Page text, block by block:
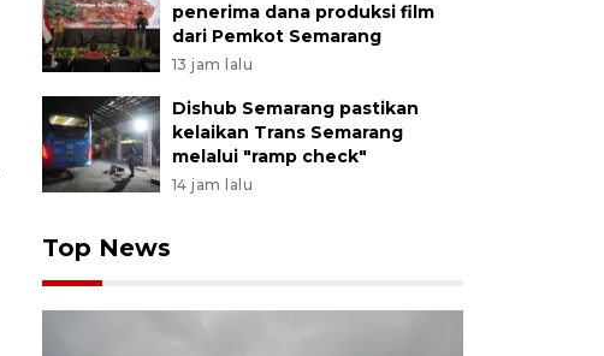
penerima dana produksi film
dari Pemkot Semarang
13 jam lalu
Dishub Semarang pastikan
kelaikan Trans Semarang
melalui "ramp check"
14 jam lalu
Top News